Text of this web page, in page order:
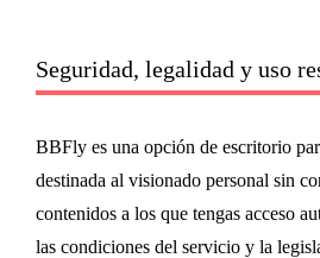
Seguridad, legalidad y uso
BBFly es una opción de escritorio
destinada al visionado personal sin
contenidos a los que tengas acceso
las condiciones del servicio y la